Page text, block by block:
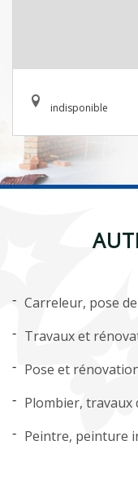
indisponible
Carreleur, pose
Travaux et
Pose et
Plombier,
Peintre, peinture